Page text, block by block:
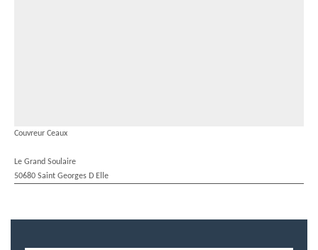
Couvreur Ceaux
Le Grand Soulaire
50680 Saint Georges D Elle